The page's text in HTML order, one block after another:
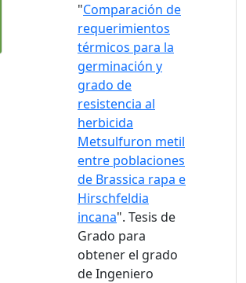
"Comparación de
requerimientos
térmicos para la
germinación y
grado de
resistencia al
herbicida
Metsulfuron metil
entre poblaciones
de Brassica rapa e
Hirschfeldia
incana". Tesis de
Grado para
obtener el grado
de Ingeniero